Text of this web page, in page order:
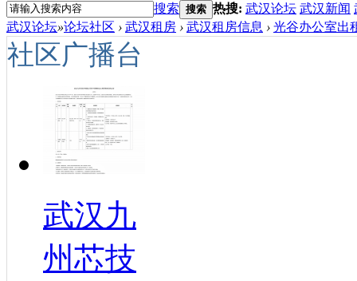
搜索 搜索 热搜: 武汉论坛 武汉新闻
武汉论坛»论坛社区 › 武汉租房 › 武汉租房信息 › 光谷办公室出
社区广播台
武汉九
州芯技